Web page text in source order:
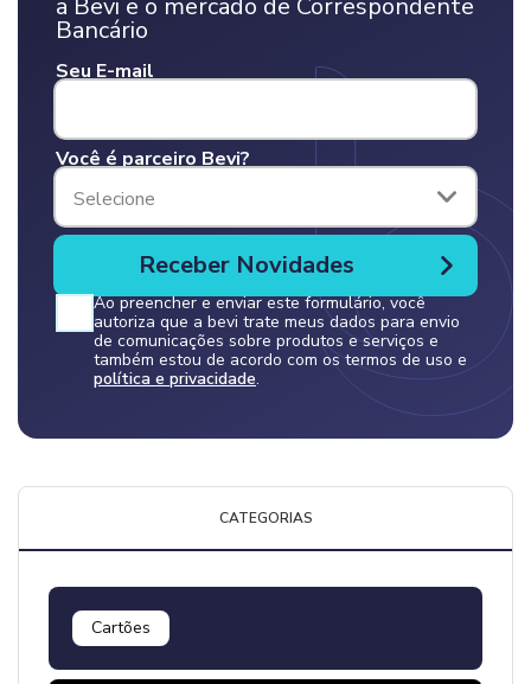
a Bevi e o mercado de Correspondente
Bancário
Seu E-mail
Você é parceiro Bevi?
Selecione
Ao preencher e enviar este formulário, você
autoriza que a bevi trate meus dados para envio
de comunicações sobre produtos e serviços e
também estou de acordo com os termos de uso e
política e privacidade.
CATEGORIAS
Cartões